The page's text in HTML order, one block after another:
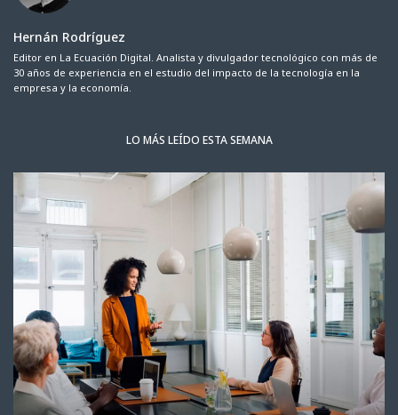
Hernán Rodríguez
Editor en La Ecuación Digital. Analista y divulgador tecnológico con más de
30 años de experiencia en el estudio del impacto de la tecnología en la
empresa y la economía.
LO MÁS LEÍDO ESTA SEMANA